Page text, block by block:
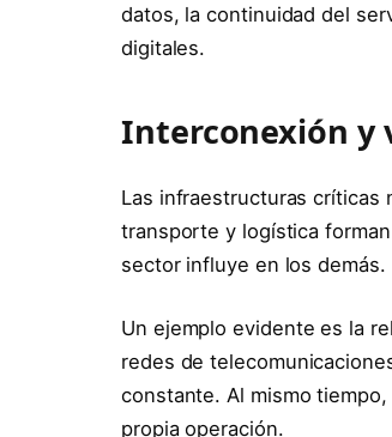
datos, la continuidad del
digitales.
Interconexión y
Las infraestructuras críticas
transporte y logística
sector influye en los demás.
Un ejemplo evidente es la
redes de
constante. Al mismo
propia operación.